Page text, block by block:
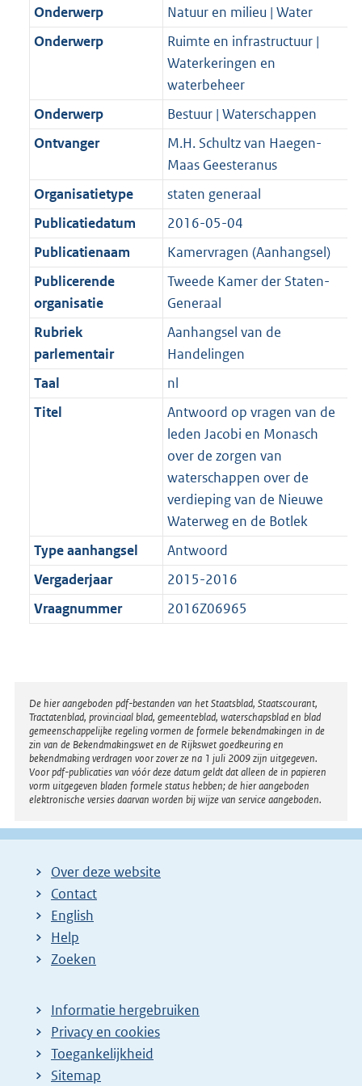
t
a
t
K
b
2
K
b
Onderwerp
Natuur en milieu | Water
Onderwerp
Ruimte en infrastructuur |
Waterkeringen en
waterbeheer
Onderwerp
Bestuur | Waterschappen
Ontvanger
M.H. Schultz van Haegen-
Maas Geesteranus
Organisatietype
staten generaal
Publicatiedatum
2016-05-04
Publicatienaam
Kamervragen (Aanhangsel)
Publicerende
organisatie
Tweede Kamer der Staten-
Generaal
Rubriek
parlementair
Aanhangsel van de
Handelingen
Taal
nl
Titel
Antwoord op vragen van de
leden Jacobi en Monasch
over de zorgen van
waterschappen over de
verdieping van de Nieuwe
Waterweg en de Botlek
Type aanhangsel
Antwoord
Vergaderjaar
2015-2016
Vraagnummer
2016Z06965
Disclaimer
De hier aangeboden pdf-bestanden van het Staatsblad, Staatscourant,
Tractatenblad, provinciaal blad, gemeenteblad, waterschapsblad en blad
gemeenschappelijke regeling vormen de formele bekendmakingen in de
zin van de Bekendmakingswet en de Rijkswet goedkeuring en
bekendmaking verdragen voor zover ze na 1 juli 2009 zijn uitgegeven.
Voor pdf-publicaties van vóór deze datum geldt dat alleen de in papieren
vorm uitgegeven bladen formele status hebben; de hier aangeboden
elektronische versies daarvan worden bij wijze van service aangeboden.
Over deze website
Contact
English
Help
Zoeken
Informatie hergebruiken
Privacy en cookies
Toegankelijkheid
Sitemap